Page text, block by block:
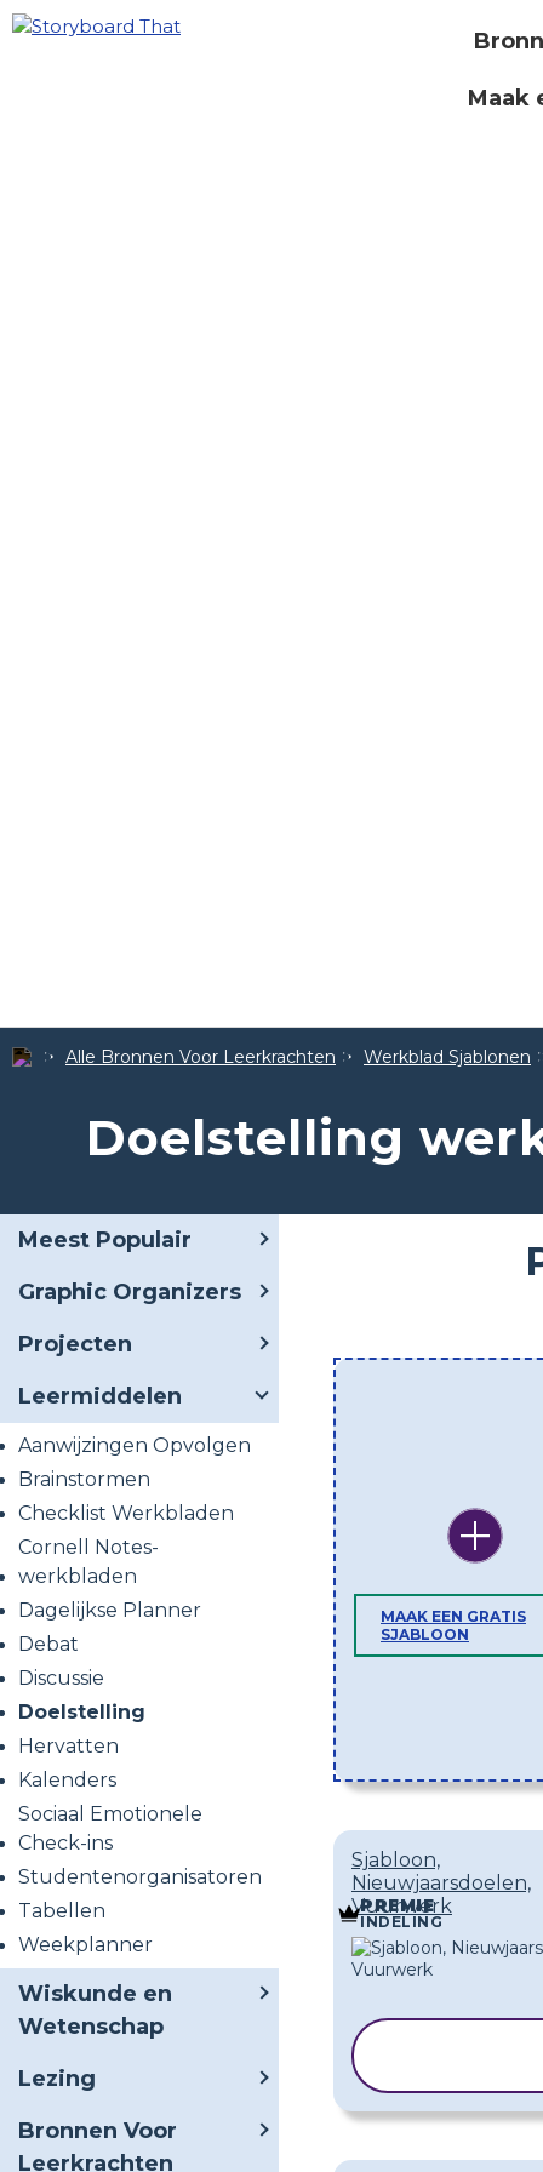
Maak
Alle Bronnen Voor Leerkrachten Werkblad Sjablonen
Doelstelling
Meest Populair
Graphic Organizers
Projecten
Leermiddelen
Aanwijzingen Opvolgen
Brainstormen
Checklist Werkbladen
Cornell Notes-
werkbladen
Dagelijkse Planner
Debat
Discussie
Doelstelling
Hervatten
Kalenders
Sociaal Emotionele
Check-ins
Studentenorganisatoren
Tabellen
Weekplanner
Wiskunde en
Wetenschap
Lezing
Bronnen Voor
Leerkrachten
MAAK EEN GRATIS
SJABLOON
Sjabloon,
Nieuwjaarsdoelen,
Vuurwerk
PREMIE
INDELING